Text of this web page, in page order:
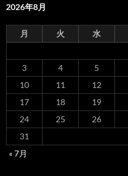
2026年8月
月 火 水
3
4 5
10
11 12
17
18 19
24
25 26
31
« 7月